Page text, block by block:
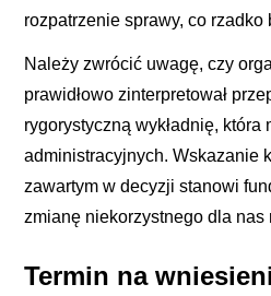
rozpatrzenie sprawy, co rzadko
Należy zwrócić uwagę, czy
prawidłowo zinterpretował
rygorystyczną wykładnię,
administracyjnych. Wskazanie
zawartym w decyzji stanowi
zmianę niekorzystnego dla nas
Termin na